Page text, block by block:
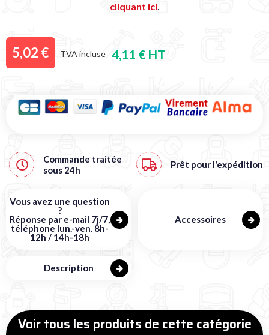
cliquant ici.
5,02 € TVA incluse 4,11 € HT
Commande traitée
sous 24h Prêt pour l'expédition
Vous avez une question
?
Réponse par e-mail 7j/7,
téléphone lun.-ven. 8h-
12h / 14h-18h
Accessoires
Description
Voir tous les produits de cette catégorie